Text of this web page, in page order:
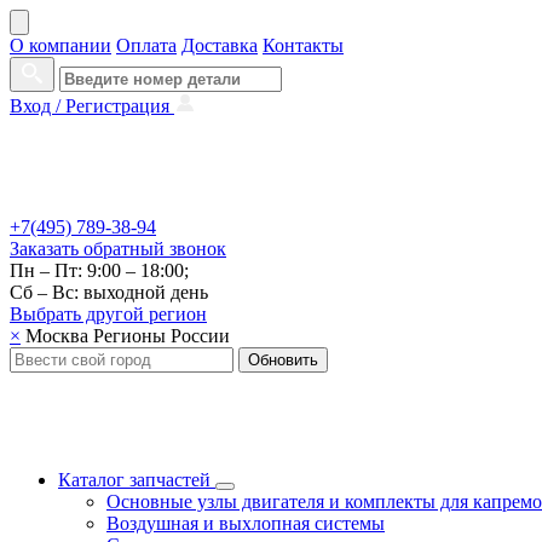
О компании Оплата Доставка Контакты
Вход /Регистрация
+7(495) 789-38-94
Заказать обратный звонок
Пн – Пт: 9:00 – 18:00;
Сб – Вс: выходной день
Выбрать другой регион
× Москва Регионы России
Обновить
Каталог запчастей
Основные узлы двигателя и комплекты для
Воздушная и выхлопная системы